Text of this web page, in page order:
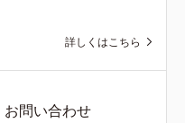
詳しくはこちら
問い合わせ